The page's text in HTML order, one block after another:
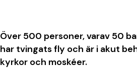
Över 500 personer, varav 50
har tvingats fly och är i akut
kyrkor och moskéer.